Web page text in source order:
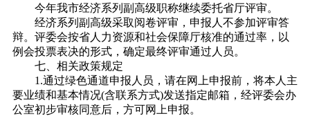
今年我市经济系列副高级职称继续委托省厅评审。
经济系列副高级采取阅卷评审，申报人不参加评审答
辩。评委会按省人力资源和社会保障厅核准的通过率，以
例会投票表决的形式，确定最终评审通过人员。
七、相关政策规定
1.通过绿色通道申报人员，请在网上申报前，将本人主
要业绩和基本情况(含联系方式)发送指定邮箱，经评委会办
公室初步审核同意后，方可网上申报。